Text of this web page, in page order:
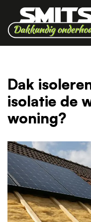
Dak
isolatie de
woning?